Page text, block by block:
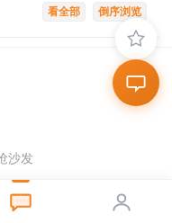
倒序浏览
看全部
沙发